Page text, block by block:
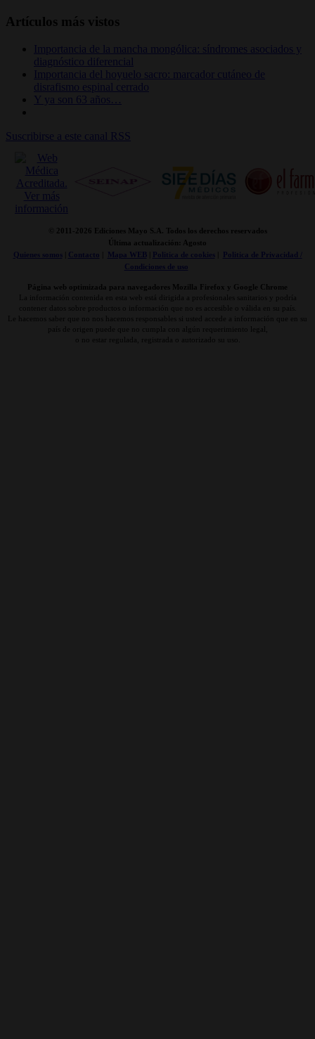
Artículos más vistos
Importancia de la mancha mongólica: síndromes asociados y
diagnóstico diferencial
Importancia del hoyuelo sacro: marcador cutáneo de
disrafismo espinal cerrado
Y ya son 63 años…
Suscribirse a este canal RSS
© 2011- 2026 Ediciones Mayo S.A. Todos los derechos reservados
Última actualización: Agosto
Quienes somos| Contacto Mapa WEB| Politica de cookies|
Politica de Privacidad /
Condiciones de uso
Página web optimizada para navegadores Mozilla Firefox y Google Chrome
La información contenida en esta web está dirigida a profesionales sanitarios y podría
contener datos sobre productos o información que no es accesible o válida en su país.
Le hacemos saber que no nos hacemos responsables si usted accede a información que en su
país de origen puede que no cumpla con algún requerimiento legal,
o no estar regulada, registrada o autorizado su uso.